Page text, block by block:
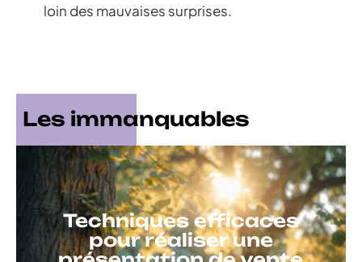
loin des mauvaises surprises.
Les immanquables
Techniques efficaces
pour réaliser une